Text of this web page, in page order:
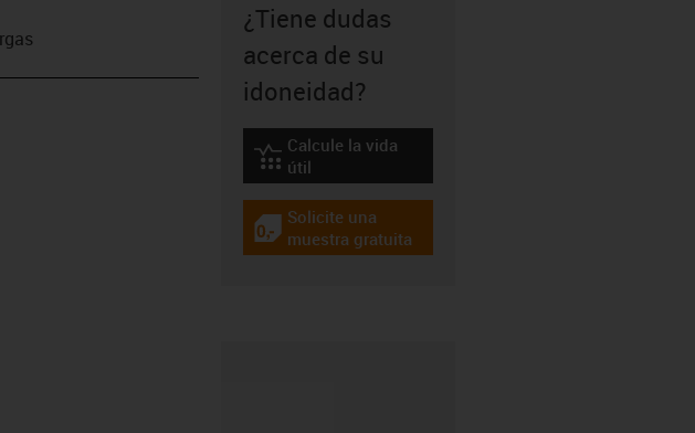
¿Tiene dudas
acerca de su
idoneidad?
igus-icon-lebensdauerrechner
Calcule la vida
útil
igus-icon-gratismuster
Solicite una
muestra gratuita